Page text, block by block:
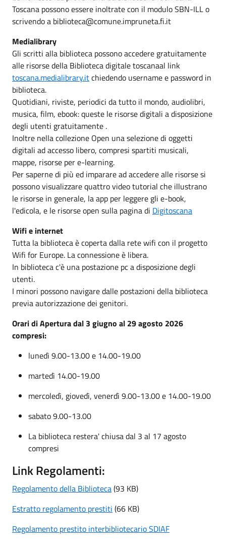
Toscana possono essere inoltrate con il modulo SBN-ILL o
scrivendo a biblioteca@comune.impruneta.fi.it
Medialibrary
Gli scritti alla biblioteca possono accedere gratuitamente
alle risorse della Biblioteca digitale toscanaal link
toscana.medialibrary.itchiedendo username e password in
biblioteca.
Quotidiani, riviste, periodici da tutto il mondo, audiolibri,
musica, film, ebook: queste le risorse digitali a disposizione
degli utenti gratuitamente .
Inoltre nella collezione Open una selezione di oggetti
digitali ad accesso libero, compresi spartiti musicali,
mappe, risorse per e-learning.
Per saperne di più ed imparare ad accedere alle risorse si
possono visualizzare quattro video tutorial che illustrano
le risorse in generale, la app per leggere gli e-book,
l'edicola, e le risorse open sulla pagina di Digitoscana
Wifi e internet
Tutta la biblioteca è coperta dalla rete wifi con il progetto
Wifi for Europe. La connessione è libera.
In biblioteca c'è una postazione pc a disposizione degli
utenti.
I minori possono navigare dalle postazioni della biblioteca
previa autorizzazione dei genitori.
Orari di Apertura dal 3 giugno al 29 agosto 2026
compresi:
lunedì 9.00-13.00 e 14.00-19.00
martedì 14.00-19.00
mercoledì, giovedì, venerdì 9.00-13.00 e 14.00-19.00
sabato 9.00-13.00
La biblioteca restera' chiusa dal 3 al 17 agosto
compresi
Link Regolamenti:
Regolamento della Biblioteca(93 KB)
Estratto regolamento prestiti (66 KB)
Regolamento prestito interbibliotecario SDIAF